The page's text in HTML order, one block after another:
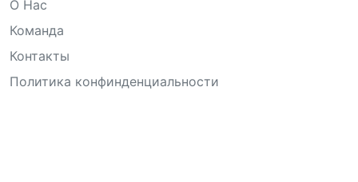
О Нас
Команда
Контакты
Политика конфинденциальности